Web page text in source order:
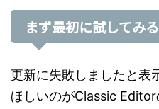
まず最初に試してみ
更新に失敗しましたと表
ほしいのがClassic